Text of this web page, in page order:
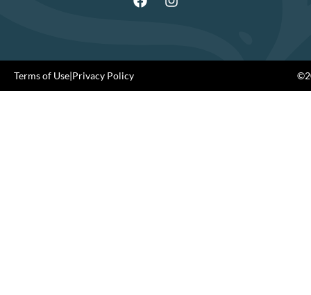
Terms of Use|Privacy Policy